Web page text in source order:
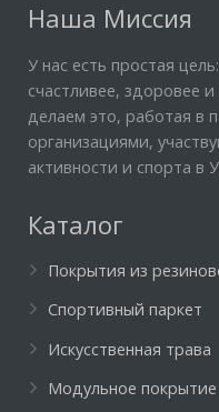
Наша Миссия
У нас есть простая
счастливее, здоровее
делаем это, работая в
организациями,
активности и спорта в
Каталог
Покрытия из
Спортивный паркет
Искусственная трава
Модульное покрытие